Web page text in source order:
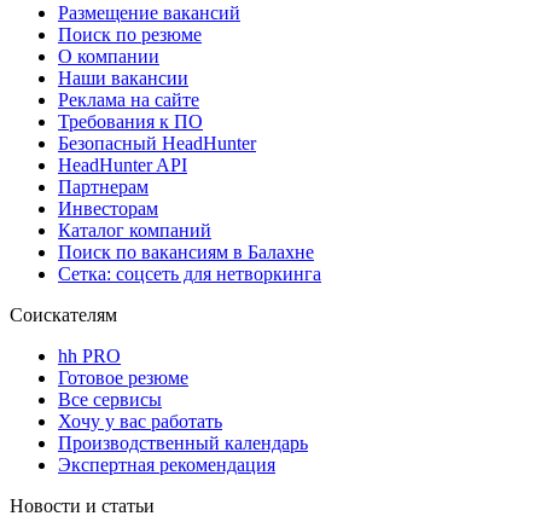
Размещение вакансий
Поиск по резюме
О компании
Наши вакансии
Реклама на сайте
Требования к ПО
Безопасный HeadHunter
HeadHunter API
Партнерам
Инвесторам
Каталог компаний
Поиск по вакансиям в Балахне
Сетка: соцсеть для нетворкинга
Соискателям
hh PRO
Готовое резюме
Все сервисы
Хочу у вас работать
Производственный календарь
Экспертная рекомендация
Новости и статьи